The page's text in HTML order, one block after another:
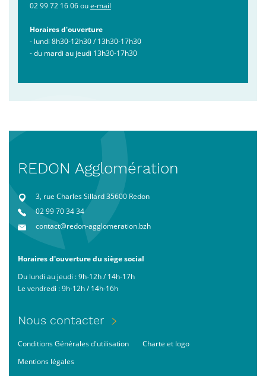
02 99 72 16 06 oue-mail
Horaires d'ouverture
- lundi 8h30-12h30 / 13h30-17h30
- du mardi au jeudi 13h30-17h30
REDON Agglomération
3, rue Charles Sillard 35600 Redon
02 99 70 34 34
contact@redon-agglomeration.bzh
Horaires d'ouverture du siège social
Du lundi au jeudi : 9h-12h / 14h-17h
Le vendredi : 9h-12h / 14h-16h
Menu
de
page
Nous contacter
Footer
bas
Conditions Générales d'utilisation
Charte et logo
Mentions légales